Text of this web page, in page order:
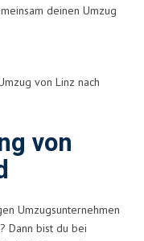
deinen Umzug
von Linz nach
von
Umzugsunternehmen
Dann bist du bei